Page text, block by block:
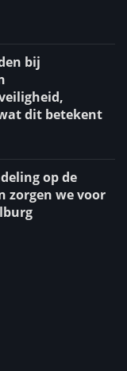
bij
dit betekent
op de
zorgen we voor